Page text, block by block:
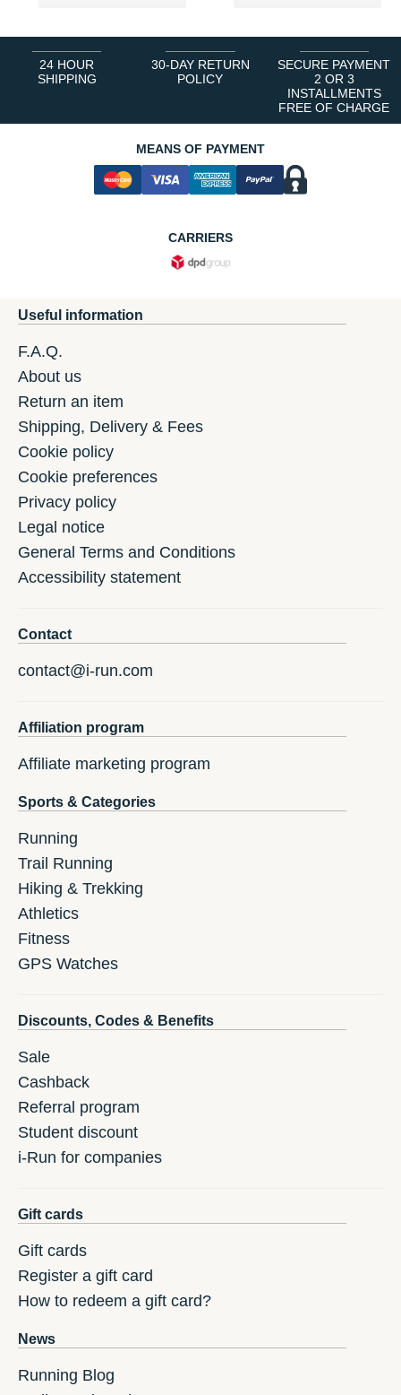
24 HOUR
SHIPPING
30-DAY RETURN
POLICY
SECURE PAYMENT
2 OR 3
INSTALLMENTS
FREE OF CHARGE
MEANS OF PAYMENT
CARRIERS
Useful information
F.A.Q.
About us
Return an item
Shipping, Delivery & Fees
Cookie policy
Cookie preferences
Privacy policy
Legal notice
General Terms and Conditions
Accessibility statement
Contact
contact@i-run.com
Affiliation program
Affiliate marketing program
Sports & Categories
Running
Trail Running
Hiking & Trekking
Athletics
Fitness
GPS Watches
Discounts, Codes & Benefits
Sale
Cashback
Referral program
Student discount
i-Run for companies
Gift cards
Gift cards
Register a gift card
How to redeem a gift card?
News
Running Blog